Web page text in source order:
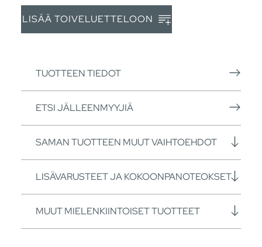
LISÄÄ TOIVELUETTELOON
TUOTTEEN TIEDOT
ETSI JÄLLEENMYYJIÄ
SAMAN TUOTTEEN MUUT VAIHTOEHDOT
LISÄVARUSTEET JA KOKOONPANOTEOKSET
MUUT MIELENKIINTOISET TUOTTEET